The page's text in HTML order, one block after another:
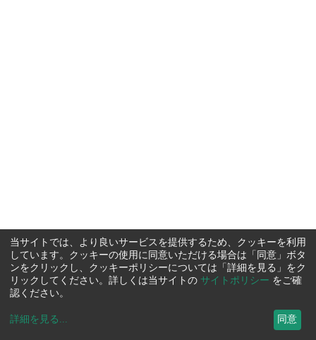
当サイトでは、より良いサービスを提供するため、クッキーを利用
しています。クッキーの使用に同意いただける場合は「同意」ボタ
ンをクリックし、クッキーポリシーについては「詳細を見る」をク
リックしてください。詳しくは当サイトの サイトポリシー をご確
認ください。
詳細を見る ... 同意